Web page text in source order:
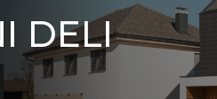
DELI